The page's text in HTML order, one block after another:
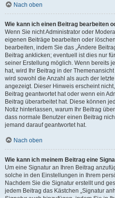
Nach oben
Wie kann ich einen Beitrag bearbeiten
Wenn Sie nicht Administrator oder
eigenen Beiträge bearbeiten oder
bearbeiten, indem Sie das „Ändere
Beitrag anklicken; eventuell ist dies nur
seiner Erstellung möglich. Wenn bereits
hat, wird Ihr Beitrag in der
wird sowohl die Anzahl als auch der
angezeigt. Dieser Hinweis erscheint
Beitrag geantwortet hat oder wenn ein
Beitrag überarbeitet hat. Diese können
Notiz hinterlassen, warum Ihr Beitrag
dass normale Benutzer einen Beitrag
jemand darauf geantwortet hat.
Nach oben
Wie kann ich meinem Beitrag eine
Um eine Signatur an Ihren Beitrag
solche in den Einstellungen in Ihrem
Nachdem Sie die Signatur erstellt und
jedem Beitrag das Kästchen „Signatur